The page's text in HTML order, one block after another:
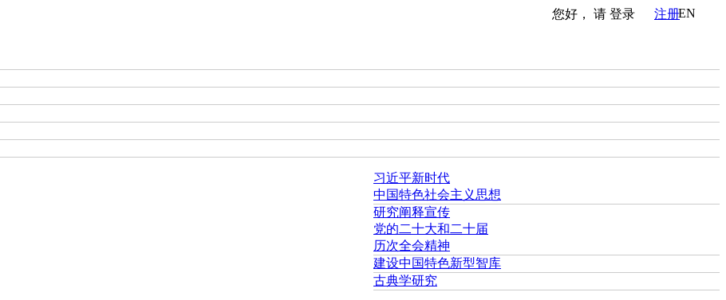
您好， 请 登录 注册EN
习近平新时代
中国特色社会主义思想
研究阐释宣传
党的二十大和二十届
历次全会精神
建设中国特色新型智库
古典学研究